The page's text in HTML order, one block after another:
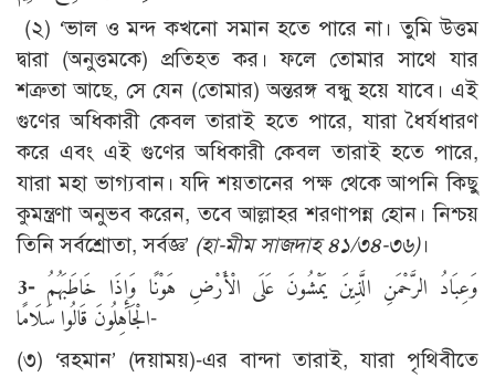
(২) ‘ভাল ও মন্দ কখনো সমান হতে পারে না। তুমি উত্তম
দ্বারা (অনুত্তমকে) প্রতিহত কর। ফলে তোমার সাথে যার
শত্রুতা আছে, সে যেন (তোমার) অন্তরঙ্গ বন্ধু হয়ে যাবে। এই
গুণের অধিকারী কেবল তারাই হতে পারে, যারা ধৈর্যধারণ
করে এবং এই গুণের অধিকারী কেবল তারাই হতে পারে,
যারা মহা ভাগ্যবান। যদি শয়তানের পক্ষ থেকে আপনি কিছু
কুমন্ত্রণা অনুভব করেন, তবে আল্লাহর শরণাপন্ন হোন। নিশ্চয়
তিনি সর্বশ্রোতা, সর্বজ্ঞ’ (হা-মীম সাজদাহ ৪১/৩৪-৩৬)।
3- وَعِبَادُ الرَّحْمَنِ الَّذِينَ يَمْشُونَ عَلَى الْأَرْضِ هَوْنًا وَإِذَا خَاطَبَهُمُ
الْجَاهِلُونَ قَالُوا سَلَامًا-
(৩) ‘রহমান’ (দয়াময়)-এর বান্দা তারাই, যারা পৃথিবীতে